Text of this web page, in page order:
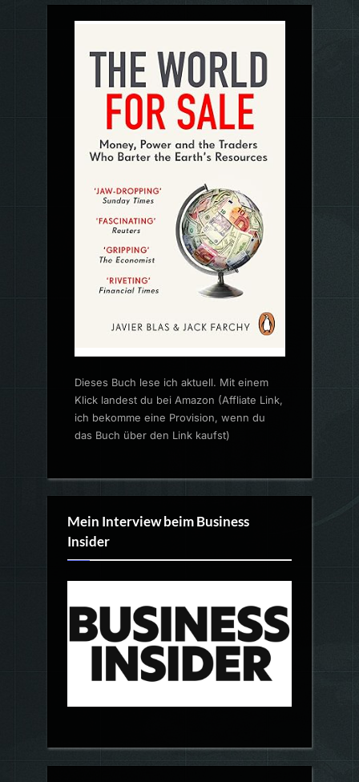
Dieses Buch lese ich aktuell. Mit einem
Klick landest du bei Amazon (Affliate Link,
ich bekomme eine Provision, wenn du
das Buch über den Link kaufst)
Mein Interview beim Business
Insider